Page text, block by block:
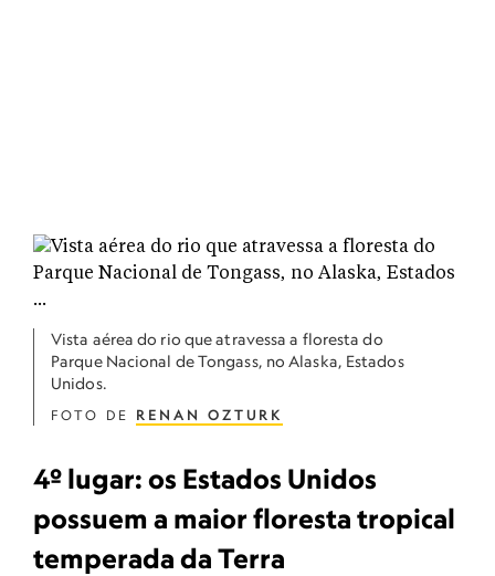
Vista aérea do rio que atravessa a floresta do
Parque Nacional de Tongass, no Alaska, Estados
Unidos.
FOTO DE RENAN OZTURK
4º lugar: os Estados Unidos
possuem a maior floresta tropical
temperada da Terra